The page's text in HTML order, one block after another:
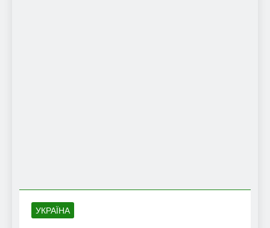
УКРАЇНА